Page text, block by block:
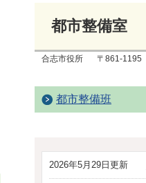
都市整備室
合志市役所 〒861-1195
都市整備班
2026年5月29日更新